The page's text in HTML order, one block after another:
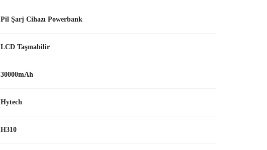
Pil Şarj Cihazı Powerbank
LCD Taşınabilir
30000mAh
Hytech
H310